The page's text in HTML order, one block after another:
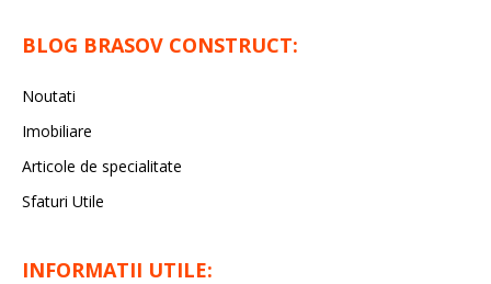
BLOG BRASOV CONSTRUCT:
Noutati
Imobiliare
Articole de specialitate
Sfaturi Utile
INFORMATII UTILE: